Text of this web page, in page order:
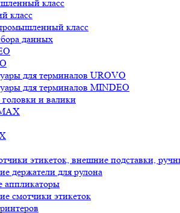
класс
класс
класс
данных
для терминалов UROVO
для терминалов MINDEO
и валики
этикеток, внешние подставки,
держатели для рулона
аппликаторы
смотчики этикеток